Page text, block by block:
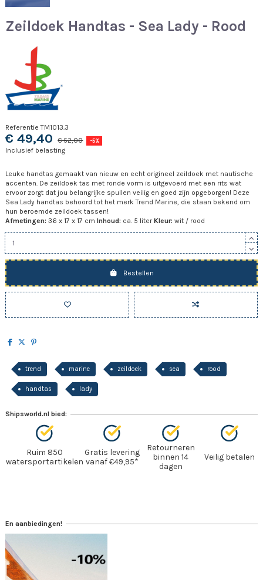
Zeildoek Handtas - Sea Lady - Rood
Referentie TM1013.3
€ 49,40 € 52,00 -5%
Inclusief belasting
Leuke handtas gemaakt van nieuw en echt origineel zeildoek met nautische
accenten. De zeildoek tas met ronde vorm is uitgevoerd met een rits wat
ervoor zorgt dat jou belangrijke spullen veilig en goed zijn opgeborgen! Deze
Sea Lady handtas behoord tot het merk Trend Marine, die staan bekend om
hun beroemde zeildoek tassen!
Afmetingen: 36 x 17 x 17 cm Inhoud: ca. 5 literKleur: wit / rood
Bestellen
trend marine zeildoek sea rood
handtas lady
Shipsworld.nl bied:
Ruim 850
watersportartikelen
Gratis levering
vanaf €49,95*
Retourneren
binnen 14
dagen
Veilig betalen
En aanbiedingen!